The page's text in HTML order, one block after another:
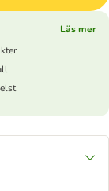
Läs mer